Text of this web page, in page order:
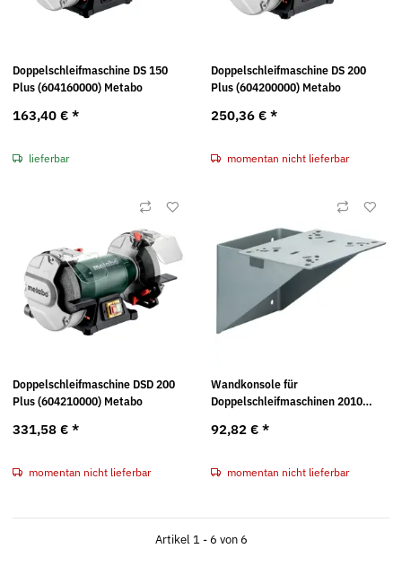
Doppelschleifmaschine DS 150
Plus (604160000) Metabo
163,40 € *
lieferbar
Doppelschleifmaschine DS 200
Plus (604200000) Metabo
250,36 € *
momentan nicht lieferbar
Doppelschleifmaschine DSD 200
Plus (604210000) Metabo
331,58 € *
momentan nicht lieferbar
Wandkonsole für
Doppelschleifmaschinen 2010
92,82 € *
momentan nicht lieferbar
Artikel 1 - 6 von 6